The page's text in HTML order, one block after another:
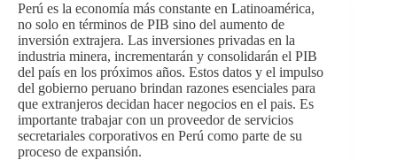
Perú es la economía más constante en Latinoamérica,
no solo en términos de PIB sino del aumento de
inversión extrajera. Las inversiones privadas en la
industria minera, incrementarán y consolidarán el PIB
del país en los próximos años. Estos datos y el impulso
del gobierno peruano brindan razones esenciales para
que extranjeros decidan hacer negocios en el pais. Es
importante trabajar con un proveedor de servicios
secretariales corporativos en Perú como parte de su
proceso de expansión.